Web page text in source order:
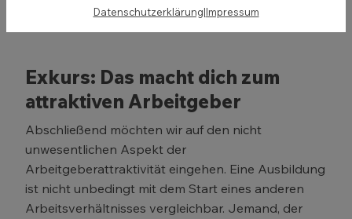
Regelmäßigkeit.
Exkurs: Das macht dich zum
attraktiven Arbeitgeber
Abschließend möchten wir auf den nicht
unwesentlichen Aspekt der
Arbeitgeberattraktivität eingehen. Eine Ausbildung
ist nicht unbedingt mit dem Start eines anderen
Arbeitsverhältnisses vergleichbar. Jemand, der
Datenschutzerklärung|Impressum